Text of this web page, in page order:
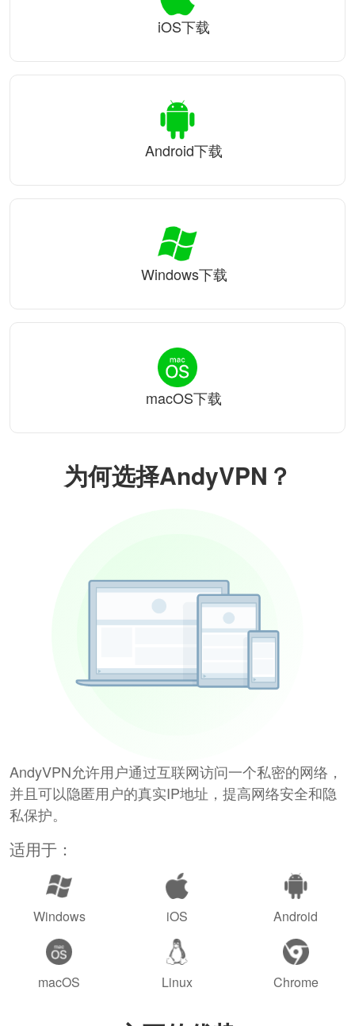
为何选择AndyVPN？
AndyVPN允许用户通过互联网访问一个私密的网络，
并且可以隐匿用户的真实IP地址，提高网络安全和隐
私保护。
适用于：
Windows iOS Android
macOS Linux Chrome
iOS下载
Android下载
Windows下载
macOS下载